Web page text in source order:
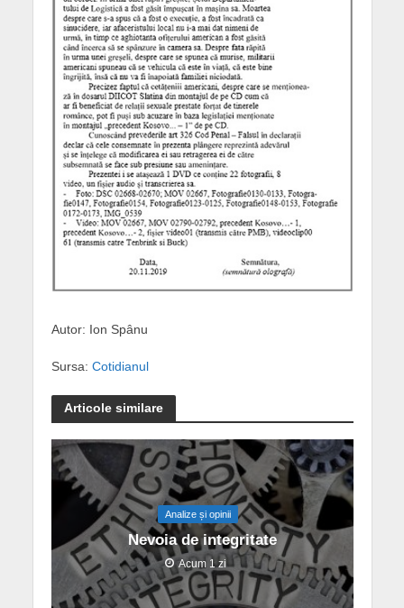
Autor: Ion Spânu
Sursa: Cotidianul
Articole similare
Analize și opinii
Nevoia de integritate
Acum 1 zi